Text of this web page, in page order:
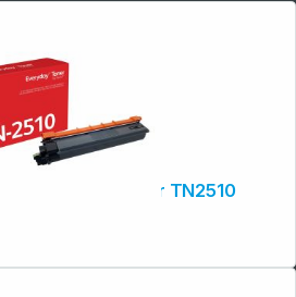
Xerox Everyday Black Toner ers. Brother TN2510